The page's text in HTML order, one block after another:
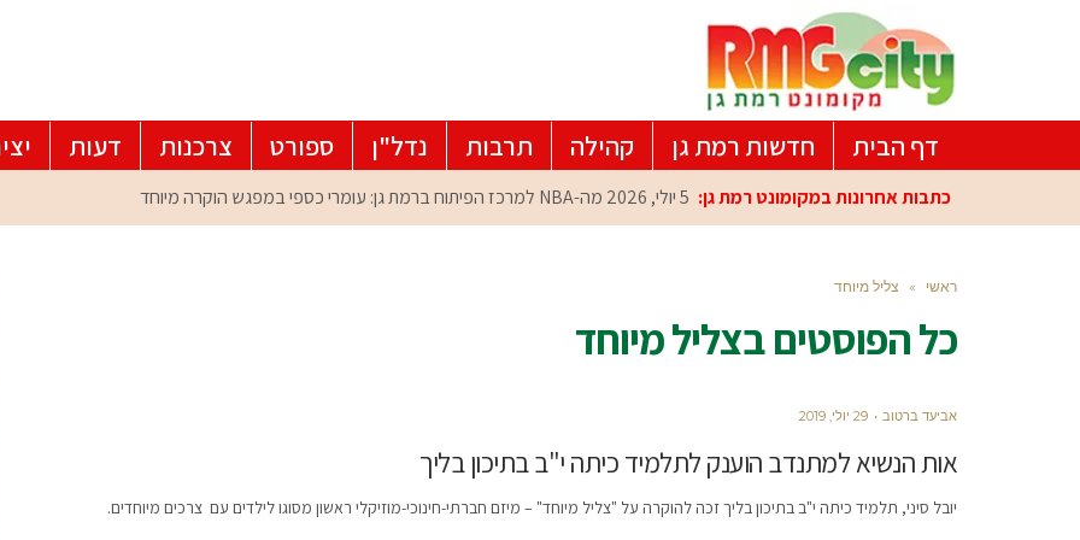
דף הבית חדשות רמת גן קהילה תרבות נדל"ן ספורט צרכנות דעות
כתבות אחרונות במקומונט רמת גן: 5 יולי, 2026 מה-NBA למרכז הפיתוח ברמת גן: עומרי כספי במפגש הוקרה מיוחד
ראשי » צליל מיוחד
כל הפוסטים בצליל מיוחד
אביעד ברטוב 29 יולי, 2019
אות הנשיא למתנדב הוענק לתלמיד כיתה י"ב בתיכון בליך
יובל סיני, תלמיד כיתה י"ב בתיכון בליך זכה להוקרה על "צליל מיוחד" – מיזם חברתי-חינוכי-מוזיקלי ראשון מסוגו לילדים עם צרכים מיוחדים.